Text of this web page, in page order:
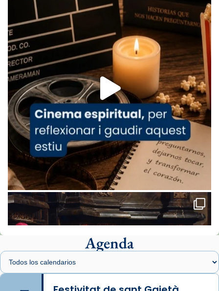
tican News 👇
www.vaticannews.va/es/iglesia/news/2026-
07/carmina-historia-depresion-papa-viaje-
espana-testimoni...
Foto
View on Facebook · Share
Arquebisbat de Barcelona
1 week ago
«Avui les santes Juliana i Semproniana ens
ajuden a alçar la mirada»
Mons. Sergi Gordo, bisbe de Tortosa, ha
presidit aquest 27 de juliol la missa de Les
Santes de Mataró.
🔗tinyurl.com/cvu5jmbk
📸 J. Merino
is at Catedral
Agenda